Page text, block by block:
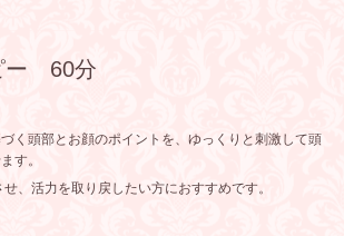
ー 60分
く頭部とお顔のポイントを、ゆっくりと刺激して頭
す。
、活力を取り戻したい方におすすめです。